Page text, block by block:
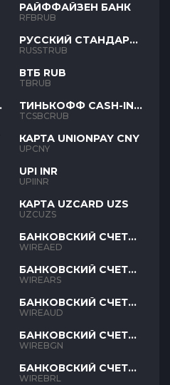
РАЙФФАЙЗЕН БАНК
RFBRUB
РУССКИЙ СТАНДАРТ
RUB
RUSSTRUB
ВТБ RUB
TBRUB
ТИНЬКОФФ CASH-IN
RUB
TCSBCRUB
КАРТА UNIONPAY CNY
UPCNY
UPI INR
UPIINR
КАРТА UZCARD UZS
UZCUZS
БАНКОВСКИЙ СЧЕТ
AED
WIREAED
БАНКОВСКИЙ СЧЕТ
ARS
WIREARS
БАНКОВСКИЙ СЧЕТ
AUD
WIREAUD
БАНКОВСКИЙ СЧЕТ
BGN
WIREBGN
БАНКОВСКИЙ СЧЕТ
BRL
WIREBRL